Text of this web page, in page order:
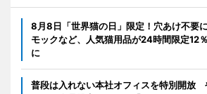
8月8日「世界猫の日」限定！穴あけ不要
モックなど、人気猫用品が24時間限定12
に
普段は入れない本社オフィスを特別開放